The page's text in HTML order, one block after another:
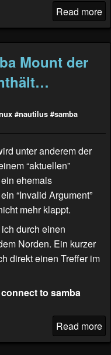
Read more
Mount der
#nautilus #samba
unter anderem der
“aktuellen”
ehemals
“Invalid Argument”
mehr klappt.
durch einen
Norden. Ein kurzer
direkt einen Treffer im
to samba
Read more